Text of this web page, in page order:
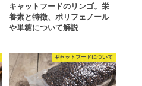
キャットフードのリンゴ。栄
養素と特徴、ポリフェノール
や単糖について解説
キャットフードについて